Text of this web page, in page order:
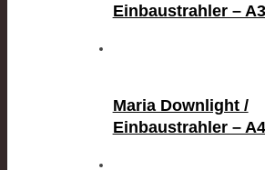
Einbaustrahler – A3
Maria Downlight /
Einbaustrahler – A4